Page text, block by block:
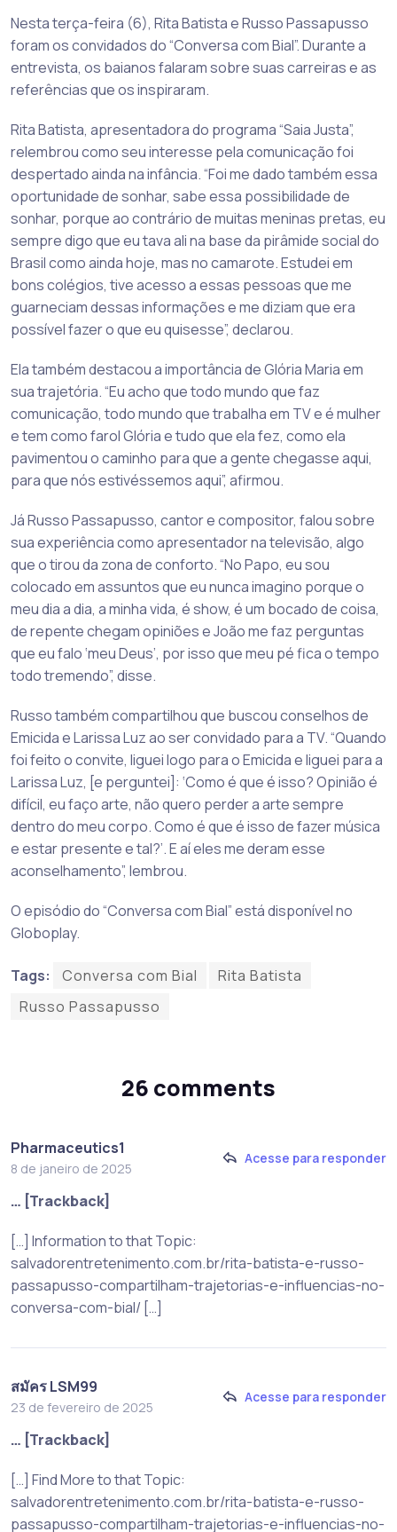
Nesta terça-feira (6), Rita Batista e Russo Passapusso
foram os convidados do “Conversa com Bial”. Durante a
entrevista, os baianos falaram sobre suas carreiras e as
referências que os inspiraram.
Rita Batista, apresentadora do programa “Saia Justa”,
relembrou como seu interesse pela comunicação foi
despertado ainda na infância. “Foi me dado também essa
oportunidade de sonhar, sabe essa possibilidade de
sonhar, porque ao contrário de muitas meninas pretas, eu
sempre digo que eu tava ali na base da pirâmide social do
Brasil como ainda hoje, mas no camarote. Estudei em
bons colégios, tive acesso a essas pessoas que me
guarneciam dessas informações e me diziam que era
possível fazer o que eu quisesse”, declarou.
Ela também destacou a importância de Glória Maria em
sua trajetória. “Eu acho que todo mundo que faz
comunicação, todo mundo que trabalha em TV e é mulher
e tem como farol Glória e tudo que ela fez, como ela
pavimentou o caminho para que a gente chegasse aqui,
para que nós estivéssemos aqui”, afirmou.
Já Russo Passapusso, cantor e compositor, falou sobre
sua experiência como apresentador na televisão, algo
que o tirou da zona de conforto. “No Papo, eu sou
colocado em assuntos que eu nunca imagino porque o
meu dia a dia, a minha vida, é show, é um bocado de coisa,
de repente chegam opiniões e João me faz perguntas
que eu falo ‘meu Deus’, por isso que meu pé fica o tempo
todo tremendo”, disse.
Russo também compartilhou que buscou conselhos de
Emicida e Larissa Luz ao ser convidado para a TV. “Quando
foi feito o convite, liguei logo para o Emicida e liguei para a
Larissa Luz, [e perguntei]: ‘Como é que é isso? Opinião é
difícil, eu faço arte, não quero perder a arte sempre
dentro do meu corpo. Como é que é isso de fazer música
e estar presente e tal?’. E aí eles me deram esse
aconselhamento”, lembrou.
O episódio do “Conversa com Bial” está disponível no
Globoplay.
Tags: Conversa com Bial
Rita Batista
Russo Passapusso
26 comments
Pharmaceutics1
8 de janeiro de 2025
Acesse para responder
… [Trackback]
[…] Information to that Topic:
salvadorentretenimento.com.br/rita-batista-e-russo-
passapusso-compartilham-trajetorias-e-influencias-no-
conversa-com-bial/ […]
สมัคร LSM99
23 de fevereiro de 2025
Acesse para responder
… [Trackback]
[…] Find More to that Topic:
salvadorentretenimento.com.br/rita-batista-e-russo-
passapusso-compartilham-trajetorias-e-influencias-no-